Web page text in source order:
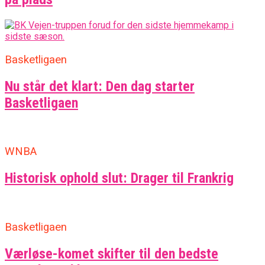
Basketligaen
Nu står det klart: Den dag starter
Basketligaen
WNBA
Historisk ophold slut: Drager til Frankrig
Basketligaen
Værløse-komet skifter til den bedste